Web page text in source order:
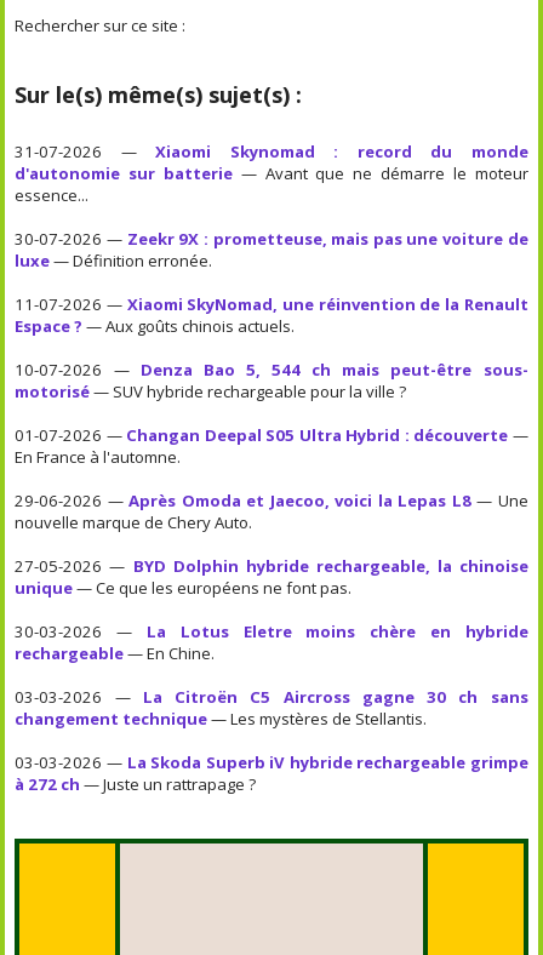
Rechercher sur ce site :
Sur le(s) même(s) sujet(s) :
31-07-2026 —Xiaomi Skynomad : record du monde
d'autonomie sur batterie — Avant que ne démarre le moteur
essence...
30-07-2026 — Zeekr 9X : prometteuse, mais pas une voiture de
luxe— Définition erronée.
11-07-2026 — Xiaomi SkyNomad, une réinvention de la Renault
Espace ? — Aux goûts chinois actuels.
10-07-2026 — Denza Bao 5, 544 ch mais peut-être sous-
motorisé— SUV hybride rechargeable pour la ville ?
01-07-2026 — Changan Deepal S05 Ultra Hybrid : découverte —
En France à l'automne.
29-06-2026 —Après Omoda et Jaecoo, voici la Lepas L8— Une
nouvelle marque de Chery Auto.
27-05-2026 — BYD Dolphin hybride rechargeable, la chinoise
unique— Ce que les européens ne font pas.
30-03-2026 — La Lotus Eletre moins chère en hybride
rechargeable— En Chine.
03-03-2026 — La Citroën C5 Aircross gagne 30 ch sans
changement technique— Les mystères de Stellantis.
03-03-2026 — La Skoda Superb iV hybride rechargeable grimpe
à 272 ch — Juste un rattrapage ?